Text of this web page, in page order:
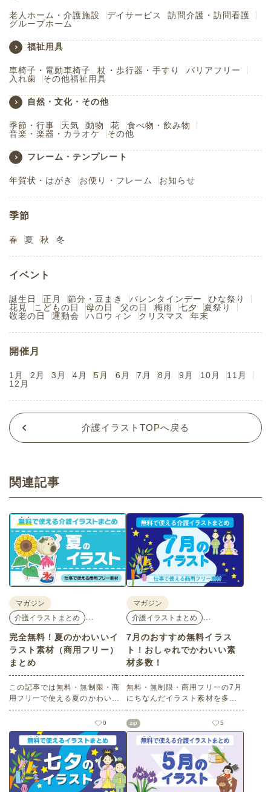
老人ホーム・介護施設 デイサービス
訪問介護・訪問看護
グループホーム
福祉用具
車椅子・電動車椅子 杖・歩行器・手すり
バリアフリー
入れ歯
その他福祉用具
自然・文化・その他
季節・行事 天気 動物 花
食べ物・飲み物
音楽・楽器・カラオケ
その他
フレーム・テンプレート
年賀状・はがき お便り・フレーム お知らせ
季節
春 夏 秋 冬
イベント
誕生日 正月 節分・豆まき バレンタインデー
ひな祭り
花見
こどもの日 母の日 父の日 梅雨 七夕
夏祭り
敬老の日
運動会 ハロウィン クリスマス 年末
開催月
1月 2月 3月 4月 5月 6月 7月 8月 9月 10月
11月
12月
介護イラストTOPへ戻る
関連記事
マガジン
介護イラストまとめ
…
完全無料！夏のかわいいイ
ラスト素材（商用フリー）
まとめ
この記事では無料・無制限・商
用フリーで使える夏のかわいい
イラスト素材を多数ご紹介いた
します。夏の花であるひまわり
や朝顔、夏祭り、花火、七夕な
ど夏ならではのかわいいイラス
トをご用意！ポスターやパンフ
レットなどで使いやすいテイス
トなので、ぜひご活用くださ
い。
0
マガジン
介護イラストまとめ
…
7月のおすすめ無料イラス
ト！おしゃれでかわいい素
材多数！
無料・無制限・商用フリーの7月
にちなんだイラスト素材を多数
ご紹介します。どれも印刷に適
した解像度で、点数制限なしで
自由に使える素材ばかり♪どなた
でもご利用いただけます！ぜひ
ご活用ください。
zip 5